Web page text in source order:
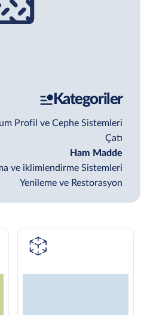
Kategoriler
Profil ve Cephe Sistemleri
Çatı
Ham Madde
ve iklimlendirme Sistemleri
Yenileme ve Restorasyon